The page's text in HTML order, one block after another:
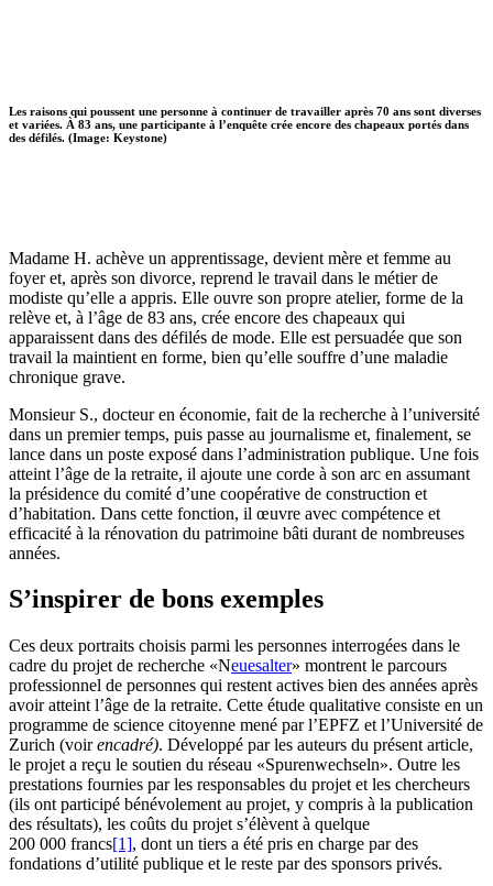
Les raisons qui poussent une personne à continuer de travailler après 70 ans sont diverses
et variées. À 83 ans, une participante à l’enquête crée encore des chapeaux portés dans
des défilés. (Image: Keystone)
Madame H. achève un apprentissage, devient mère et femme au
foyer et, après son divorce, reprend le travail dans le métier de
modiste qu’elle a appris. Elle ouvre son propre atelier, forme de la
relève et, à l’âge de 83 ans, crée encore des chapeaux qui
apparaissent dans des défilés de mode. Elle est persuadée que son
travail la maintient en forme, bien qu’elle souffre d’une maladie
chronique grave.
Monsieur S., docteur en économie, fait de la recherche à l’université
dans un premier temps, puis passe au journalisme et, finalement, se
lance dans un poste exposé dans l’administration publique. Une fois
atteint l’âge de la retraite, il ajoute une corde à son arc en assumant
la présidence du comité d’une coopérative de construction et
d’habitation. Dans cette fonction, il œuvre avec compétence et
efficacité à la rénovation du patrimoine bâti durant de nombreuses
années.
S’inspirer de bons exemples
Ces deux portraits choisis parmi les personnes interrogées dans le
cadre du projet de recherche «Neuesalter» montrent le parcours
professionnel de personnes qui restent actives bien des années après
avoir atteint l’âge de la retraite. Cette étude qualitative consiste en un
programme de science citoyenne mené par l’EPFZ et l’Université de
Zurich (voirencadré). Développé par les auteurs du présent article,
le projet a reçu le soutien du réseau «Spurenwechseln». Outre les
prestations fournies par les responsables du projet et les chercheurs
(ils ont participé bénévolement au projet, y compris à la publication
des résultats), les coûts du projet s’élèvent à quelque
200 000 francs[1], dont un tiers a été pris en charge par des
fondations d’utilité publique et le reste par des sponsors privés.